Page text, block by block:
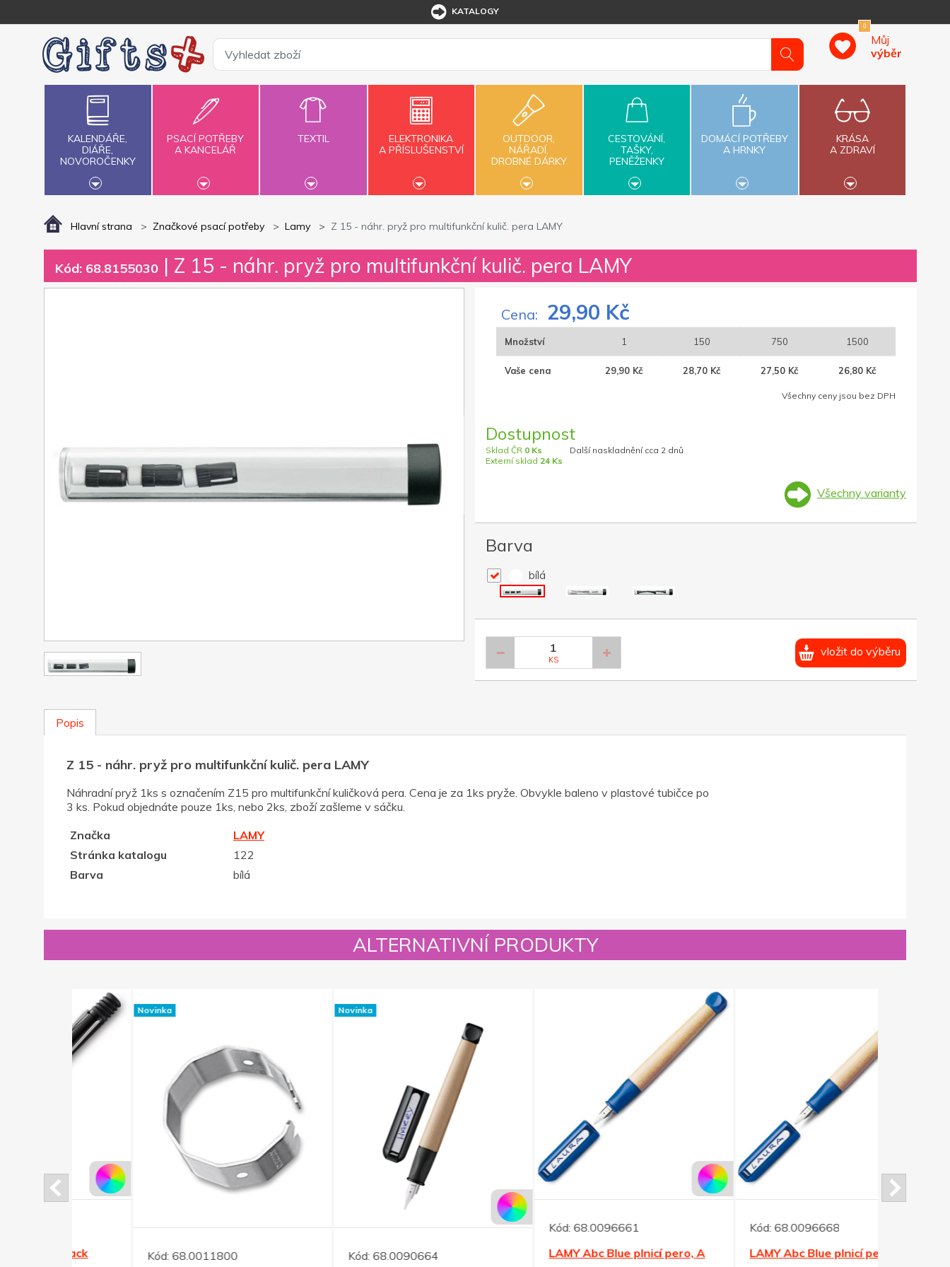
KATALOGY
0
Můj
výběr
KALENDÁŘE,
DIÁŘE,
NOVOROČENKY
PSACÍ POTŘEBY
A KANCELÁŘ
TEXTIL
ELEKTRONIKA
A PŘÍSLUŠENSTVÍ
OUTDOOR,
NÁŘADÍ,
DROBNÉ DÁRKY
CESTOVÁNÍ,
TAŠKY,
PENĚŽENKY
DOMÁCÍ POTŘEBY
A HRNKY
KRÁSA
A ZDRAVÍ
Hlavní strana Značkové psací potřeby Lamy Z 15 - náhr. pryž pro multifunkční kulič. pera LAMY
Kód: 68.8155030 | Z 15 - náhr. pryž pro multifunkční kulič. pera LAMY
Cena: 29,90 Kč
Množství 1 150 750 1500
Vaše cena 29,90 Kč 28,70 Kč 27,50 Kč 26,80 Kč
Všechny ceny jsou bez DPH
Dostupnost
Sklad ČR 0 Ks
Externí sklad 24 Ks
Další naskladnění cca 2 dnů
Všechny varianty
Barva
bílá
KS
vložit do výběru
Popis
Z 15 - náhr. pryž pro multifunkční kulič. pera LAMY
Náhradní pryž 1ks s označením Z15 pro multifunkční kuličková pera. Cena je za 1ks pryže. Obvykle baleno v plastové tubičce po
3 ks. Pokud objednáte pouze 1ks, nebo 2ks, zboží zašleme v sáčku.
Značka
LAMY
Stránka katalogu
122
Barva
bílá
ALTERNATIVNÍ PRODUKTY
Novinka
Kód:
68.0011800
68.0090664
Kód:68.0096661
LAMY Abc Blue plnicí pero, A
68.0096668
LAMY Abc Blue plnicí pero, LH